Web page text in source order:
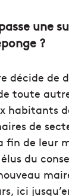
une
?
décide de
toute
habitants
de
fin de leur
élus du
ici